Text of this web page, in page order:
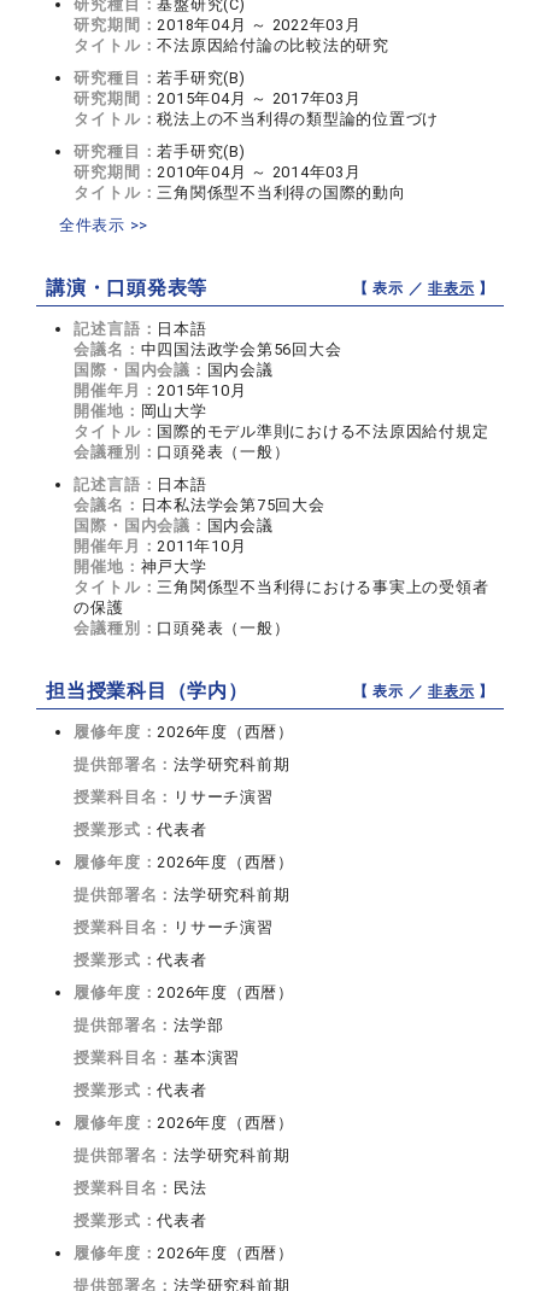
研究種目：基盤研究(C)
研究期間：2018年04月 ～ 2022年03月
タイトル：不法原因給付論の比較法的研究
研究種目：若手研究(B)
研究期間：2015年04月 ～ 2017年03月
タイトル：税法上の不当利得の類型論的位置づけ
研究種目：若手研究(B)
研究期間：2010年04月 ～ 2014年03月
タイトル：三角関係型不当利得の国際的動向
全件表示 >>
講演・口頭発表等 【 表示 ／非表示 】
記述言語： 日本語
会議名： 中四国法政学会第56回大会
国際・国内会議： 国内会議
開催年月：2015年10月
開催地： 岡山大学
タイトル： 国際的モデル準則における不法原因給付規定
会議種別： 口頭発表（一般）
記述言語： 日本語
会議名： 日本私法学会第75回大会
国際・国内会議： 国内会議
開催年月：2011年10月
開催地： 神戸大学
タイトル：三角関係型不当利得における事実上の受領者
の保護
会議種別： 口頭発表（一般）
担当授業科目（学内） 【 表示 ／非表示 】
履修年度：2026年度（西暦）
提供部署名：法学研究科前期
授業科目名： リサーチ演習
授業形式：代表者
履修年度：2026年度（西暦）
提供部署名：法学研究科前期
授業科目名： リサーチ演習
授業形式：代表者
履修年度：2026年度（西暦）
提供部署名：法学部
授業科目名：基本演習
授業形式：代表者
履修年度：2026年度（西暦）
提供部署名：法学研究科前期
授業科目名： 民法
授業形式：代表者
履修年度：2026年度（西暦）
提供部署名：法学研究科前期